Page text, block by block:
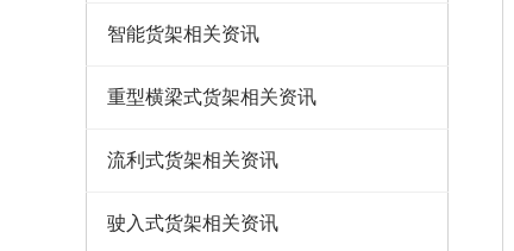
智能货架相关资讯
重型横梁式货架相关资讯
流利式货架相关资讯
驶入式货架相关资讯